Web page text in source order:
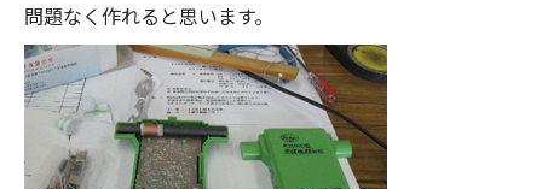
問題なく作れると思います。